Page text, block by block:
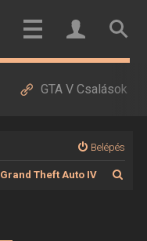
GTA V Csalások
Belépés
Grand Theft Auto IV